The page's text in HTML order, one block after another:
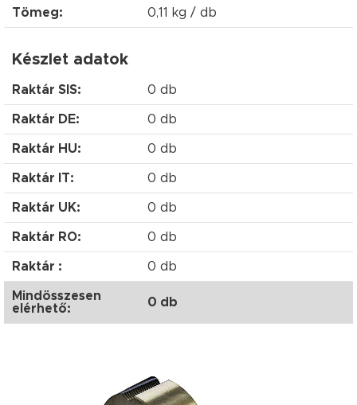
Tömeg: 0,11 kg / db
Készlet adatok
Raktár SIS: 0 db
Raktár DE: 0 db
Raktár HU: 0 db
Raktár IT: 0 db
Raktár UK: 0 db
Raktár RO: 0 db
Raktár : 0 db
Mindösszesen
elérhető:
0 db